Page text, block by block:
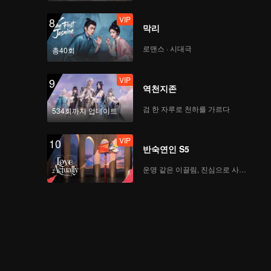
8
총40회
VIP
막리
로맨스 · 시대극
9
534회까지 업데이트
VIP
역천지존
검 한 자루로 천하를 가르다
10 VIP
반숙연인 S5
운명 같은 이끌림, 진심으로 사랑하다